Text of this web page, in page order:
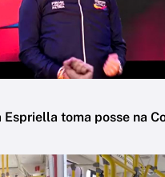
toma posse na